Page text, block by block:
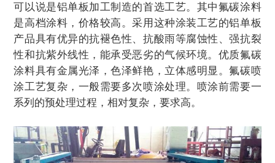
可以说是铝单板加工制造的首选工艺。其中氟碳涂料
是高档涂料，价格较高。采用这种涂装工艺的铝单板
产品具有优异的抗褪色性、抗酸雨等腐蚀性、强抗裂
性和抗紫外线性，能承受恶劣的气候环境。优质氟碳
涂料具有金属光泽，色泽鲜艳，立体感明显。氟碳喷
涂工艺复杂，一般需要多次喷涂处理。喷涂前需要一
系列的预处理过程，相对复杂，要求高。